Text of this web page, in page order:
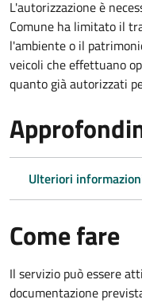
L'autorizzazione è
Comune ha limitato il
l'ambiente o il
veicoli che effettuano
quanto già autorizzati
Ulteriori
Come fare
Il servizio può essere
documentazione